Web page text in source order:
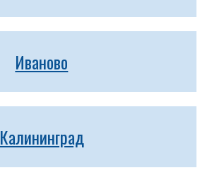
Иваново
Калининград